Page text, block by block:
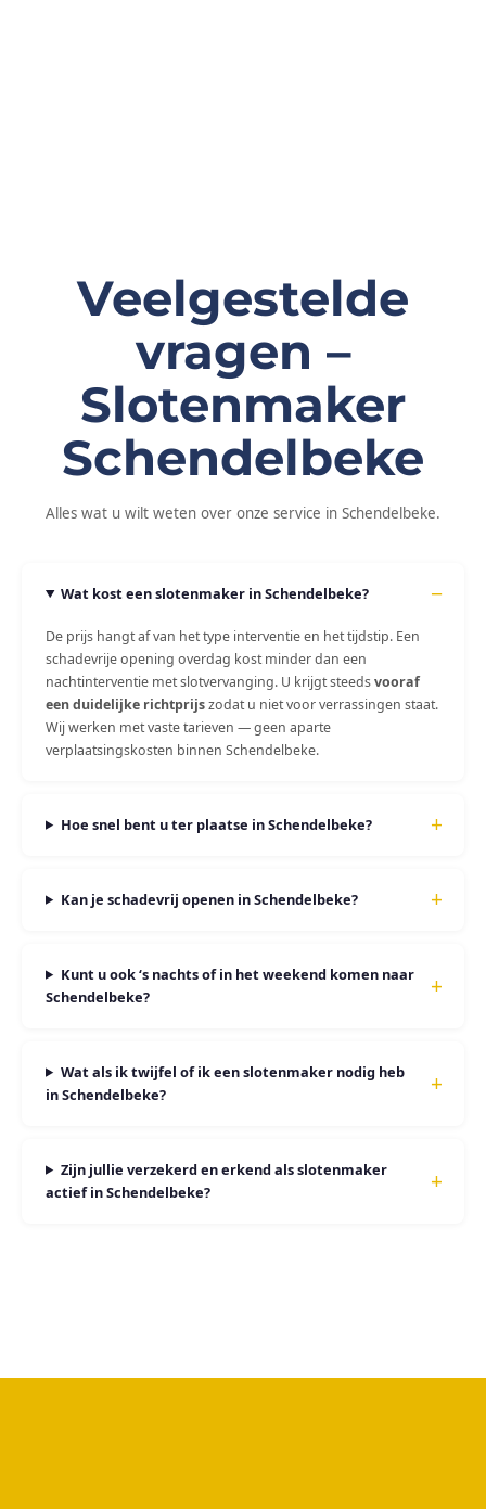
Veelgestelde
vragen –
Slotenmaker
Schendelbeke
Alles wat u wilt weten over onze service in Schendelbeke.
Wat kost een slotenmaker in Schendelbeke?
De prijs hangt af van het type interventie en het tijdstip. Een
schadevrije opening overdag kost minder dan een
nachtinterventie met slotvervanging. U krijgt steedsvooraf
een duidelijke richtprijszodat u niet voor verrassingen staat.
Wij werken met vaste tarieven — geen aparte
verplaatsingskosten binnen Schendelbeke.
Hoe snel bent u ter plaatse in Schendelbeke?
Kan je schadevrij openen in Schendelbeke?
Kunt u ook ‘s nachts of in het weekend komen naar
Schendelbeke?
Wat als ik twijfel of ik een slotenmaker nodig heb
in Schendelbeke?
Zijn jullie verzekerd en erkend als slotenmaker
actief in Schendelbeke?